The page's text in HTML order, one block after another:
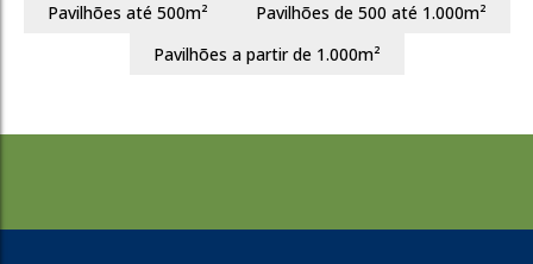
782
Pavilhões até 500m²
Pavilhões de 500 até 1.000m²
Pavilhões a partir de 1.000m²